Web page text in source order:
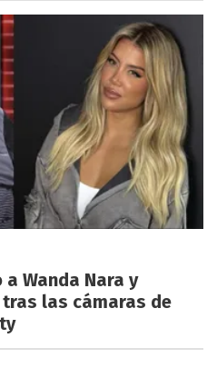
Wanda Nara y
las cámaras de